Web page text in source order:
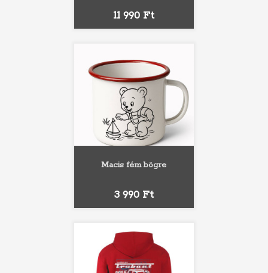
Ár
11 990 Ft
Macis fém bögre
Ár
3 990 Ft